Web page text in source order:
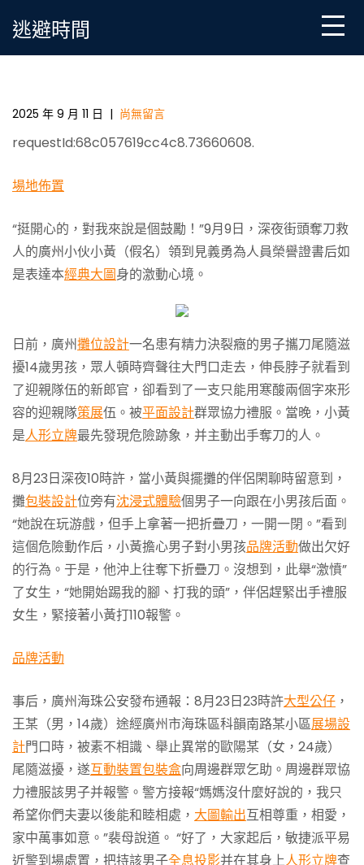
逃避時間
廣州街頭奪刀救人的小伙獲頒見義勇為證08靠設計視
2025 年 9 月 11 日 | 尚無留言
requestId:68c057619cc4c8.73660608.
場地佈置
“挺開心的，對我來說是個鼓勵！”9月9日，深夜街頭奪刀救
人的廣州小伙小黃（假名）領到見義勇為人員榮譽證書后如
是表達本經典大圖身的激動心境。
日前，廣州攤位設計一名患有精力決裂癥的男子攜刀尾隨滋
擾14歲男孩，眾人頓時齊聲往大門口走去，伸長脖子就看到
了迎親隊伍的新郎官，卻看到了一支只能用寒酸兩個字來形
容的迎親隊策展伍。被平面設計群眾協力禮服。當晚，小黃
是人形立牌最先發現危險跡象，并主動出手奪刀的人。
8月23日深夜10時許，當小黃與擺攤的伴侶閑聊時留意到，
攤包裝設計位旁有沈浸式體驗個男子一向跟在小男孩后面。
“她說在玩游戲，但手上拿著一把折疊刀，一開一閉。”看到
這個危險動作后，小黃擔心男子對小男孩品牌活動做出欠好
的行為。于是，他沖上往奪下折疊刀。沒想到，此舉“激憤”
了女生，“她開始踢我的腳、打我的頭”，伴侶趕緊出手禮服
女生，緊接著小黃打110報警。
品牌活動
事后，廣州海珠公安發布通報：8月23日23時許大型公仔 ，
王某（男，14歲）途經廣州市海珠區科韻南路某小區展場設
計門口時，被素不相識、舉止異常的歐陽某（女，24歲）
尾隨滋擾，遂互動裝置包裝盒向周邊群眾乞助。周邊群眾協
力禮服該男子并報警。警方接報“媽媽沒什麼好說的，我只
希望你們夫妻以後能和睦相處， 大圖輸出互相尊重，相愛，
家中萬事如意。”裴母說道。 “好了，大家起后，敏捷派平易
近警到場處置，把持該男子全息投影并在其身上人形立牌查